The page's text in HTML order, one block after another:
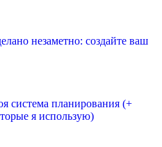
незаметно: создайте ваш
система планирования (+
я использую)